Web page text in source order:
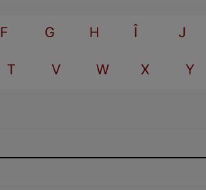
F G H Î J
T V W X Y